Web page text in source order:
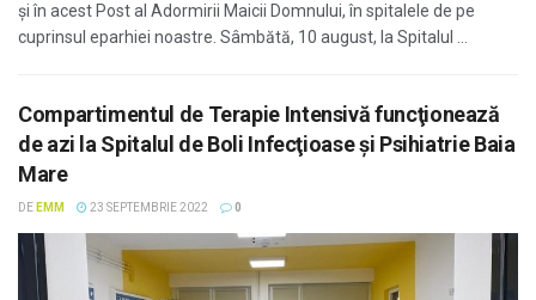
și în acest Post al Adormirii Maicii Domnului, în spitalele de pe
cuprinsul eparhiei noastre. Sâmbătă, 10 august, la Spitalul ...
Compartimentul de Terapie Intensivă funcţionează
de azi la Spitalul de Boli Infecţioase şi Psihiatrie Baia
Mare
DE EMM 23 SEPTEMBRIE 2022 0